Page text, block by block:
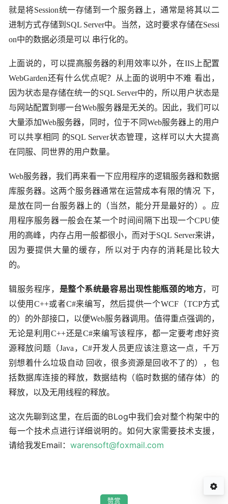
就是将Session统一存储到一个服务器上，通常是将其以二
进制方式存储到 SQL Server中。当然，这时要求存储在Sessi
on中的数据必须是可以 串行化的。
上面说的，可以提高服务器的利用效率以外，在IIS上配置
WebGarden还有什么优点呢？从上面的说明中不难 看出，
因为状态是存储在统一的SQL Server中的，所以用户状态是
与网站配置到哪一台Web服务器是无关的。因此，我们可以
大量添加Web服务器，同时，位于不同Web服务器上的用户
可以共享相同 的SQL Server状态管理，这样可以大大提高
在同服、同世界的用户数量。
Web服务器，我们再来看一下应用程序的逻辑服务器和数据
库服务器。这两个服务器通常在运营成本有限的情况 下，
是放在同一台服务器上的（当然，能分开是最好的）。应
用程序服务器一般会在某一个时间间隔下出现一个CPU使
用的高峰，内存占用一般都很小，而对于SQL Server来讲，
因为要提供大量的缓存，所以对于内存的消耗是比较大
的。
辑服务程序， 是整个系统最容易出现性能瓶颈的地方，可
以使用 C++或者C#来编写，然后提供一个WCF（TCP方式
的）的外部接口，以便Web服务器调用。值得重点强调的，
无论是利用C++还是C#来编写该程序，都一定要考虑好资
源释放问题（Java ，C#开发人员更应该注意这一点，千万
别想着什么垃圾自动 回收，很多资源是回收不了的），包
括数据库连接的释放，数据结构（临时数据的储存体）的
释放，以及无用线程的释放。
这次先聊到这里，在后面的BLog中我们会对整个构架中的
每一个技术点进行详细说明的。如何大家需要技术支援，
请给我发Email： warensoft@foxmail.com
赞赏